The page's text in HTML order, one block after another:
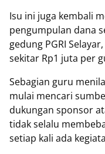
‎Isu ini juga kembali
pengumpulan dana
gedung PGRI
sekitar Rp1 juta per
‎Sebagian guru
mulai mencari
dukungan sponsor
tidak selalu
setiap kali ada